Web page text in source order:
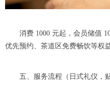
消费 1000 元起，会员储值
优先预约、茶道区免费畅饮等权益
五、服务流程（日式礼仪，贴